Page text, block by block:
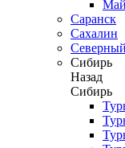
Саранск
Сахалин
Сибирь
Назад
Сибирь